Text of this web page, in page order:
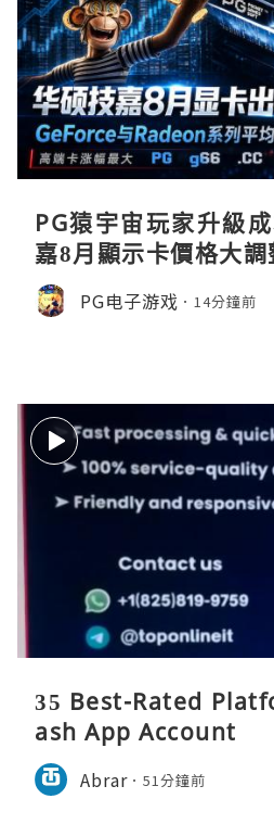
PG猿宇宙玩家升級
嘉8月顯示卡價格大調
PG电子游戏 14分鐘前
35 Best-Rated
ash App Account
Abrar 51分鐘前